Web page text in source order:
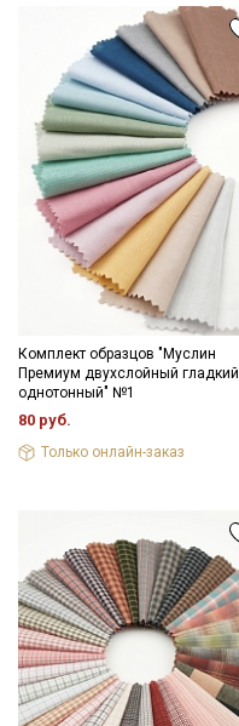
Комплект образцов "Муслин
Премиум двухслойный гладкий
однотонный" №1
80 руб.
Только онлайн-заказ